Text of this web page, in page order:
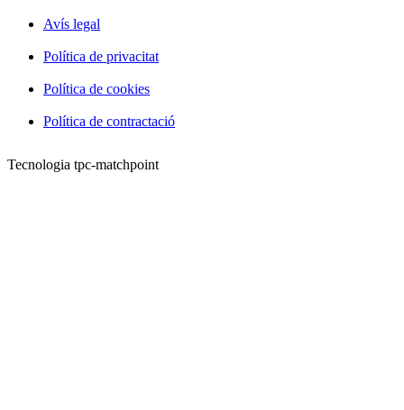
Avís legal
Política de privacitat
Política de cookies
Política de contractació
Tecnologia tpc-matchpoint